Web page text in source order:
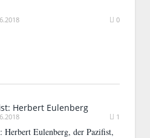
0
1
Herbert Eulenberg, der Pazifist,